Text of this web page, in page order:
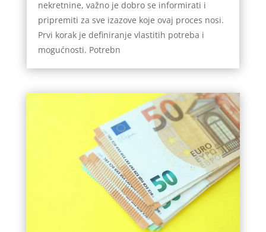
nekretnine, važno je dobro se informirati i
pripremiti za sve izazove koje ovaj proces nosi.
Prvi korak je definiranje vlastitih potreba i
mogućnosti. Potrebn